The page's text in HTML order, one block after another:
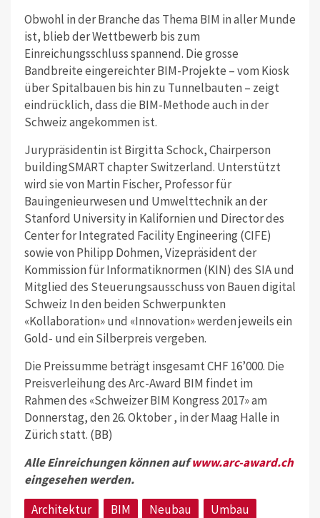
Obwohl in der Branche das Thema BIM in aller Munde
ist, blieb der Wettbewerb bis zum
Einreichungsschluss spannend. Die grosse
Bandbreite eingereichter BIM-Projekte – vom Kiosk
über Spitalbauen bis hin zu Tunnelbauten – zeigt
eindrücklich, dass die BIM-Methode auch in der
Schweiz angekommen ist.
Jurypräsidentin ist Birgitta Schock, Chairperson
buildingSMART chapter Switzerland. Unterstützt
wird sie von Martin Fischer, Professor für
Bauingenieurwesen und Umwelttechnik an der
Stanford University in Kalifornien und Director des
Center for Integrated Facility Engineering (CIFE)
sowie von Philipp Dohmen, Vizepräsident der
Kommission für Informatiknormen (KIN) des SIA und
Mitglied des Steuerungsausschuss von Bauen digital
Schweiz In den beiden Schwerpunkten
«Kollaboration» und «Innovation» werden jeweils ein
Gold- und ein Silberpreis vergeben.
Die Preissumme beträgt insgesamt CHF 16’000. Die
Preisverleihung des Arc-Award BIM findet im
Rahmen des «Schweizer BIM Kongress 2017» am
Donnerstag, den 26. Oktober , in der Maag Halle in
Zürich statt. (BB)
Alle Einreichungen können aufwww.arc-award.ch
eingesehen werden.
Architektur
BIM Neubau
Umbau